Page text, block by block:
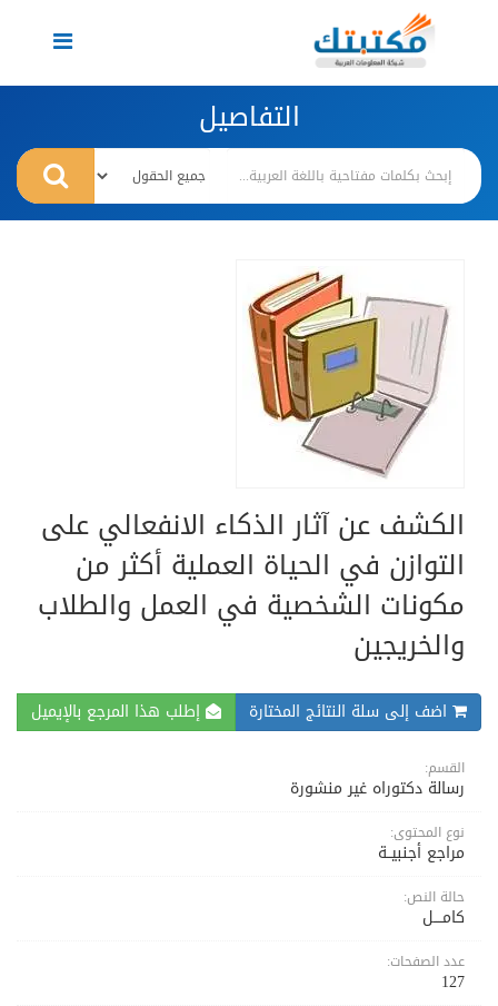
Toggle
navigation
التفاصيل
الكشف عن آثار الذكاء الانفعالي على
التوازن في الحياة العملية أكثر من
مكونات الشخصية في العمل والطلاب
والخريجين
اضف إلى سلة النتائج المختارة إطلب هذا المرجع بالإيميل
القسم:
رسالة دكتوراه غير منشورة
نوع المحتوى:
مراجع أجنبيــة
حالة النص:
كامــــل
عدد الصفحات:
127